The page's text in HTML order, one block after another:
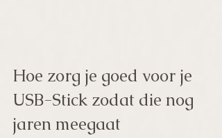
Hoe zorg je goed voor je
USB-Stick zodat die nog
jaren meegaat